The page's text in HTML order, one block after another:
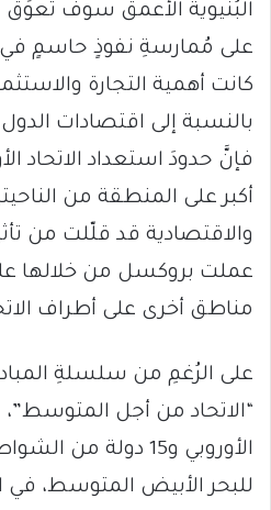
البُنيوية الأعمق سوف تُعوِّقُ
على مُمارسةِ نفوذٍ حاسمٍ
كانت أهمية التجارة
بالنسبة إلى اقتصادات
فإنَّ حدودَ استعداد الاتحاد
أكبر على المنطقة من
والاقتصادية قد قلّلت من
عملت بروكسل من خلالها
مناطق أخرى على أطراف
على الرُغمِ من سلسلةِ
“الاتحاد من أجل
الأوروبي و15 دولة
للبحر الأبيض المتوسط، في